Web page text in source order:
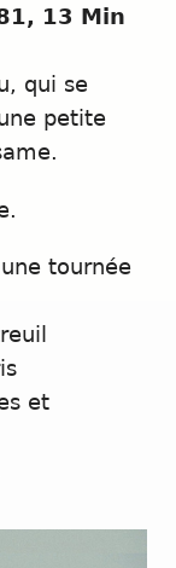
13 Min
qui se
petite
tournée
et